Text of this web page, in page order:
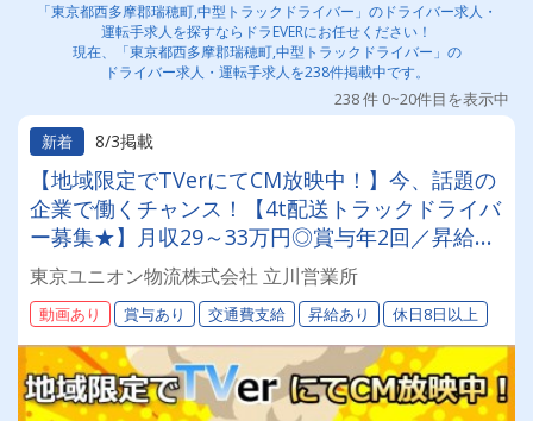
「東京都西多摩郡瑞穂町,中型トラックドライバー」のドライバー求人・
運転手求人を探すならドラEVERにお任せください！
現在、「東京都西多摩郡瑞穂町,中型トラックドライバー」の
ドライバー求人・運転手求人を238件掲載中です。
238 件 0~20件目を表示中
新着
8/3掲載
【地域限定でTVerにてCM放映中！】今、話題の
企業で働くチャンス！【4t配送トラックドライバ
ー募集★】月収29～33万円◎賞与年2回／昇給有
／福利厚生充実／仕事量安定／未経験歓迎◎【年
間休日113日以上】連休もあり◎プライベート充
実可◎「安心・安全」で働く。東京ユニオン物流
でドライバーライフを送りませんか？
東京ユニオン物流株式会社 立川営業所
動画あり 賞与あり 交通費支給 昇給あり 休日8日以上